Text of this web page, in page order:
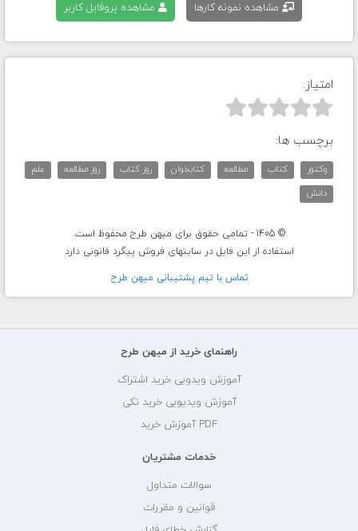
مشاهده نمونه کارها مشاهده پروفایل کاربر
امتیاز:



برچسب ها:
وکتور کتاب مطالعه کتابخوان روز کتاب روز مطالعه
علم
دانش
© 1405 - تمامی حقوق برای میهن طرح محفوظ است.
استفاده از این فایل در سایتهای فروش پیگرد قانونی دارد
تماس با تيم پشتيبانی ميهن طرح
راهنمای خرید از میهن طرح
آموزش ویدویی خرید اشتراک
آموزش ویدیویی خرید تکی
PDF آموزش خرید
خدمات مشتریان
سوالات متداول
قوانین و مقررات